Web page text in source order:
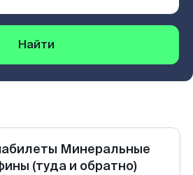
Найти
Минеральные
(туда и обратно)